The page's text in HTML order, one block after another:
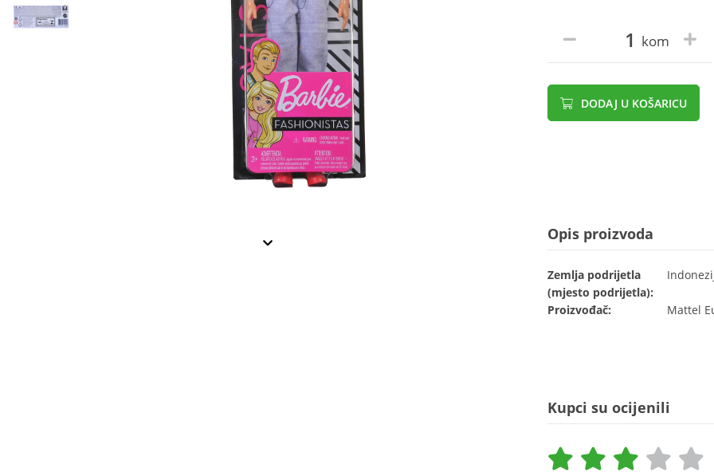
kom
DODAJ U KOŠARICU
Opis proizvoda
Zemlja podrijetla
(mjesto podrijetla):
Proizvođač: Mattel
Kupci su ocijenili